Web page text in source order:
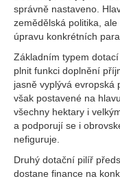
správně nastaveno.
zemědělská politika,
úpravu konkrétních
Základním typem
plnit funkci doplnění
jasně vyplývá evropská
však postavené na
všechny hektary i
a podporují se i
nefiguruje.
Druhý dotační pilíř
dostane finance na